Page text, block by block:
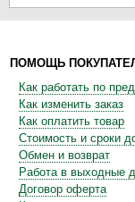
ПОМОЩЬ
Как работать по
Как изменить заказ
Как оплатить товар
Стоимость и сроки
Обмен и возврат
Работа в выходные
Договор оферта